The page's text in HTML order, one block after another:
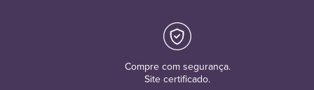
Compre com segurança.
Site certificado.